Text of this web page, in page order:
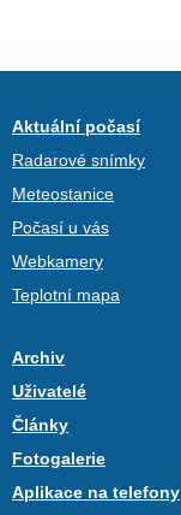
Aktuální počasí
Radarové snímky
Meteostanice
Počasí u vás
Webkamery
Teplotní mapa
Archiv
Uživatelé
Články
Fotogalerie
Aplikace na telefony